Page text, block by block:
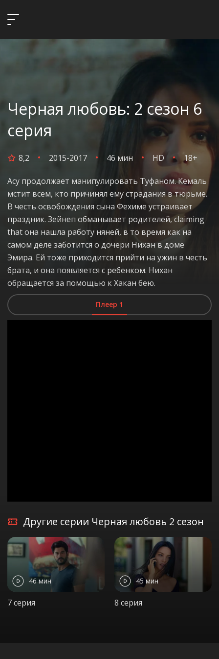
Черная любовь: 2 сезон 6
серия
8,2 2015-2017 46 мин HD 18+
Асу продолжает манипулировать Туфаном. Кемаль
мстит всем, кто причинял ему страдания в тюрьме.
В честь освобождения сына Фехиме устраивает
праздник. Зейнеп обманывает родителей, claiming
that она нашла работу няней, в то время как на
самом деле заботится о дочери Нихан в доме
Эмира. Ей тоже приходится прийти на ужин в честь
брата, и она появляется с ребенком. Нихан
обращается за помощью к Хакан бею.
Плеер 1
Другие серии Черная любовь 2 сезон
46 мин
7 серия
45 мин
8 серия